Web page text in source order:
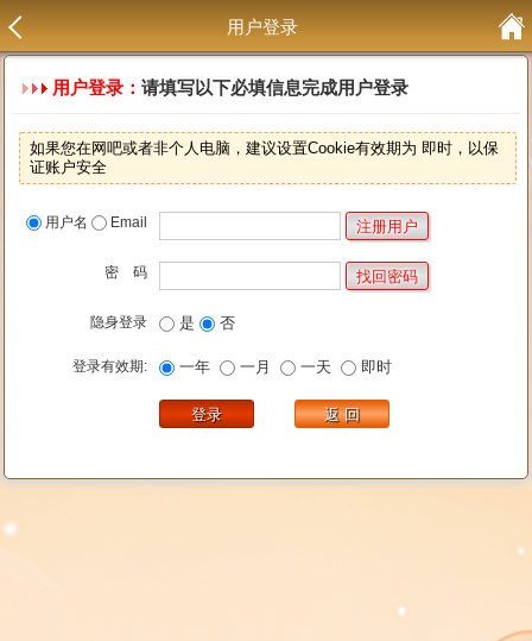
用户登录
用户登录：请填写以下必填信息完成用户登录
如果您在网吧或者非个人电脑，建议设置Cookie有效期为 即时，以保
证账户安全
用户名 Email
密 码
隐身登录 是 否
登录有效期: 一年 一月 一天 即时